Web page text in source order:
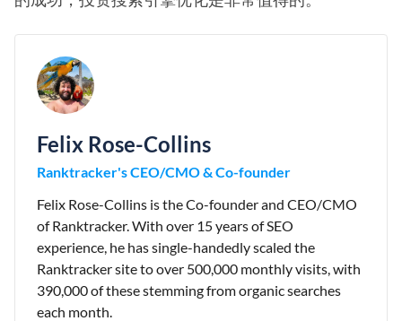
Felix Rose-Collins
Ranktracker's CEO/CMO & Co-founder
Felix Rose-Collins is the Co-founder and CEO/CMO
of Ranktracker. With over 15 years of SEO
experience, he has single-handedly scaled the
Ranktracker site to over 500,000 monthly visits, with
390,000 of these stemming from organic searches
each month.